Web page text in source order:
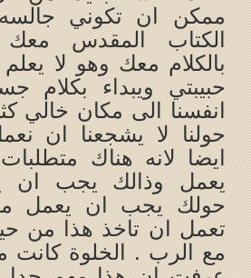
ممكن ان تكوني
الكتاب المقدس معك
بالكلام معك وهو لا
حبيبتي ويبداء بكلام
انفسنا الى مكان خالي
حولنا لا يشجعنا ان
ايضا لانه هناك
يعمل وذالك يجب ان
حولك يجب ان يعمل
تعمل ان تاخذ هذا من
مع الرب . الخلوة كانت